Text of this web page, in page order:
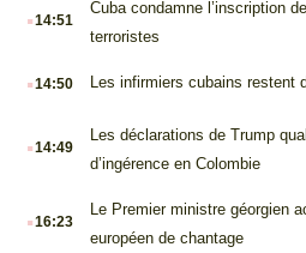
.14:51
Cuba condamne l’inscription
terroristes
.14:50 Les infirmiers cubains restent
.14:49
Les déclarations de Trump
d’ingérence en Colombie
.16:23
Le Premier ministre géorgien
européen de chantage